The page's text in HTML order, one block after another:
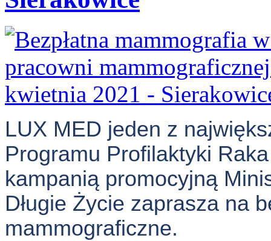
LUX MED jeden z
Programu Profilaktyki
kampanią promocyjną
Długie Życie zaprasza na
mammograficzne.